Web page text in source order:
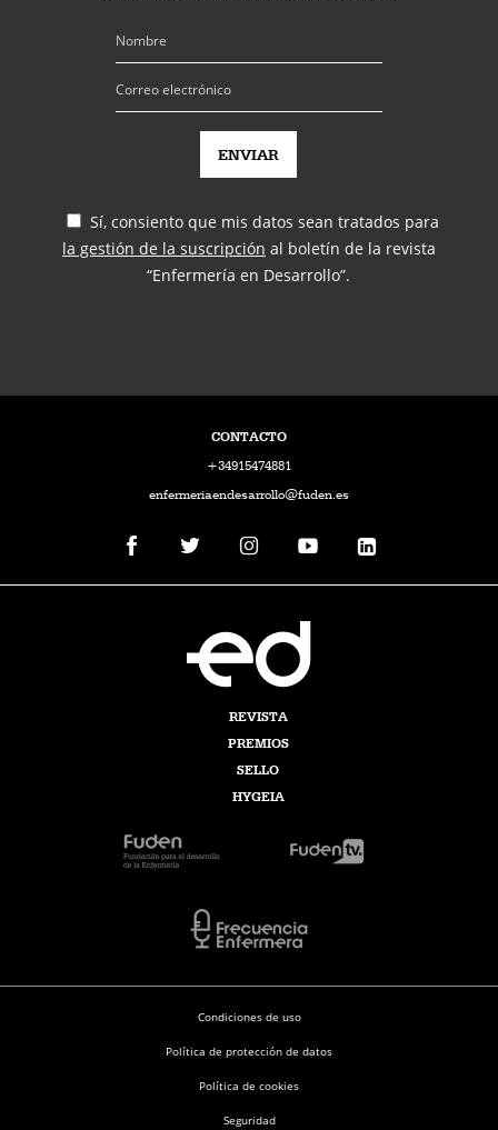
Sí, consiento que mis datos sean tratados para
la gestión de la suscripción al boletín de la revista
“Enfermería en Desarrollo”.
CONTACTO
+34915474881
enfermeriaendesarrollo@fuden.es
REVISTA
PREMIOS
SELLO
HYGEIA
Condiciones de uso
Política de protección de datos
Política de cookies
Seguridad